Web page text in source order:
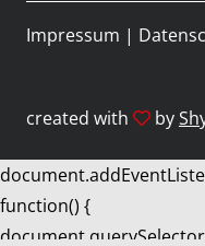
created with by
Impressum |
function() {